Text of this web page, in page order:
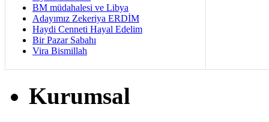
BM müdahalesi ve Libya
Adayımız Zekeriya ERDİM
Haydi Cenneti Hayal Edelim
Bir Pazar Sabahı
Vira Bismillah
Kurumsal